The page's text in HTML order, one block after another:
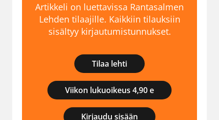
Artikkeli on luettavissa Rantasalmen
Lehden tilaajille. Kaikkiin tilauksiin
sisältyy kirjautumistunnukset.
Tilaa lehti
Viikon lukuoikeus 4,90 e
Kirjaudu sisään